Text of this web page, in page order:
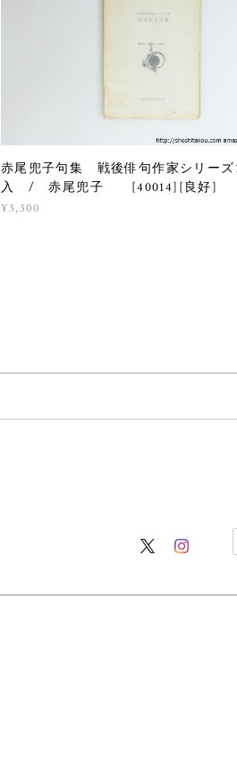
赤尾兜子句集 戦後俳句作家シリー
入 / 赤尾兜子 [40014][良好]
¥3,300